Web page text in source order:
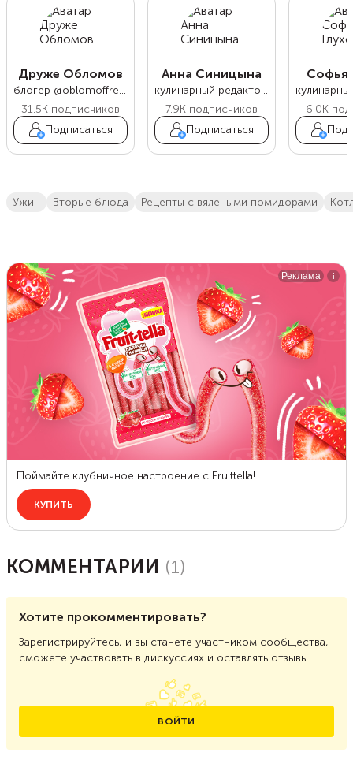
Друже Обломов
блогер @oblomoffrecipe
31.5K подписчиков
Подписаться
Анна Синицына
кулинарный редактор Food.ru
7.9K подписчиков
Подписаться
Софья
6.0K
ужин вторые блюда рецепты с вялеными помидорами
КОММЕНТАРИИ (1)
Хотите прокомментировать?
Зарегистрируйтесь, и вы станете участником сообщества,
сможете участвовать в дискуссиях и оставлять отзывы
ВОЙТИ